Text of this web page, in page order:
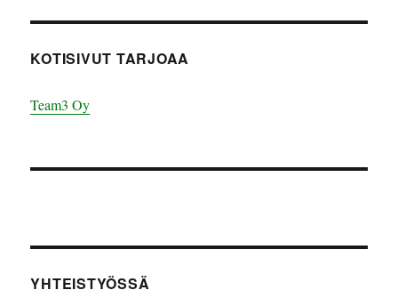
KOTISIVUT TARJOAA
Team3 Oy
YHTEISTYÖSSÄ